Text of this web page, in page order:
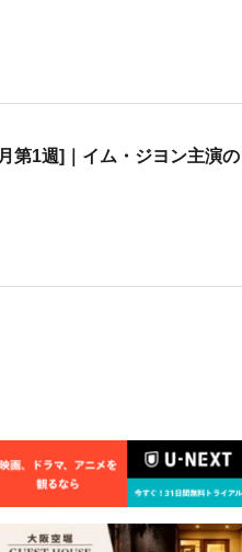
第1週]｜イム・ジヨン主演の